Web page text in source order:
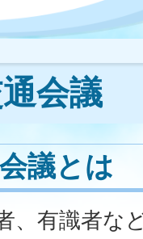
会議
議とは
、有識者な